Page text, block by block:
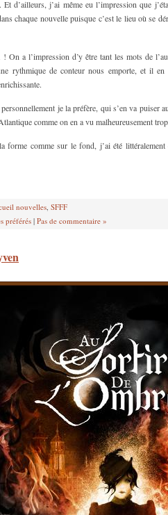
d’ailleurs, j’ai même eu l’impression que
chaque nouvelle puisque c’est le lieu où se
On a l’impression d’y être tant les mots de
rythmique de conteur nous emporte, et il
je la préfère, qui s’en va puiser
comme on en a vu malheureusement
comme sur le fond, j’ai été
nouvelles SFFF
préférés| Pas de commentaire »